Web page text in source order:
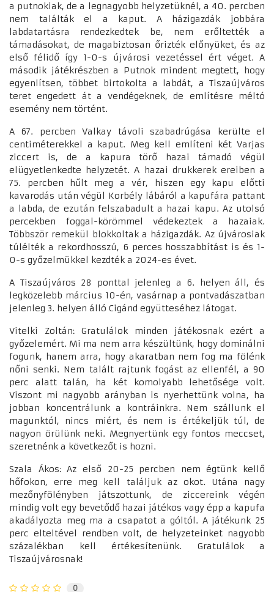
a putnokiak, de a legnagyobb helyzetüknél, a 40. percben
nem találták el a kaput. A házigazdák jobbára
labdatartásra rendezkedtek be, nem erőltették a
támadásokat, de magabiztosan őrizték előnyüket, és az
első félidő így 1-0-s újvárosi vezetéssel ért véget. A
második játékrészben a Putnok mindent megtett, hogy
egyenlítsen, többet birtokolta a labdát, a Tiszaújváros
teret engedett át a vendégeknek, de említésre méltó
esemény nem történt.
A 67. percben Valkay távoli szabadrúgása kerülte el
centiméterekkel a kaput. Meg kell említeni két Varjas
ziccert is, de a kapura törő hazai támadó végül
elügyetlenkedte helyzetét. A hazai drukkerek ereiben a
75. percben hűlt meg a vér, hiszen egy kapu előtti
kavarodás után végül Korbély lábáról a kapufára pattant
a labda, de ezután felszabadult a hazai kapu. Az utolsó
percekben foggal-körömmel védekeztek a hazaiak.
Többször remekül blokkoltak a házigazdák. Az újvárosiak
túlélték a rekordhosszú, 6 perces hosszabbítást is és 1-
0-s győzelmükkel kezdték a 2024-es évet.
A Tiszaújváros 28 ponttal jelenleg a 6. helyen áll, és
legközelebb március 10-én, vasárnap a pontvadászatban
jelenleg 3. helyen álló Cigánd együtteséhez látogat.
Vitelki Zoltán: Gratulálok minden játékosnak ezért a
győzelemért. Mi ma nem arra készültünk, hogy dominálni
fogunk, hanem arra, hogy akaratban nem fog ma fölénk
nőni senki. Nem talált rajtunk fogást az ellenfél, a 90
perc alatt talán, ha két komolyabb lehetősége volt.
Viszont mi nagyobb arányban is nyerhettünk volna, ha
jobban koncentrálunk a kontráinkra. Nem szállunk el
magunktól, nincs miért, és nem is értékeljük túl, de
nagyon örülünk neki. Megnyertünk egy fontos meccset,
szeretnénk a következőt is hozni.
Szala Ákos: Az első 20-25 percben nem égtünk kellő
hőfokon, erre meg kell találjuk az okot. Utána nagy
mezőnyfölényben játszottunk, de ziccereink végén
mindig volt egy bevetődő hazai játékos vagy épp a kapufa
akadályozta meg ma a csapatot a góltól. A játékunk 25
perc elteltével rendben volt, de helyzeteinket nagyobb
százalékban kell értékesítenünk. Gratulálok a
Tiszaújvárosnak!
0